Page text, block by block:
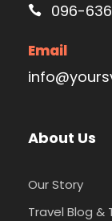
096-
Email
About Us
Our Story
Travel Blog &